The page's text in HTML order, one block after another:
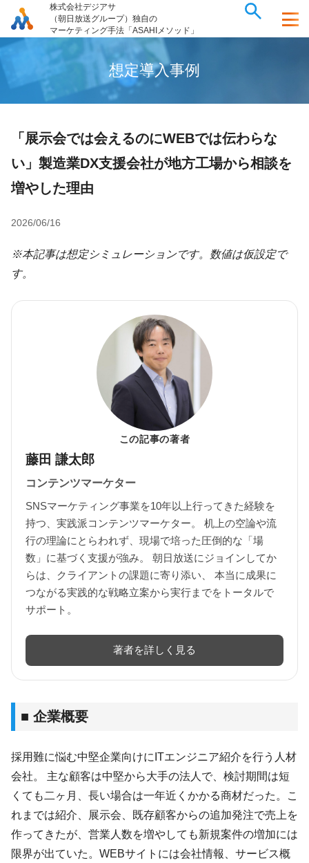
株式会社デジアサ
（朝日放送グループ）独自の
マーケティング手法「ASAHIメソッド」
想定導入事例
「展示会では会えるのにWEBでは伝わらな
い」製造業DX支援会社が地方工場から相談を
増やした理由
2026/06/16
※本記事は想定シミュレーションです。数値は仮設定で
す。
この記事の著者
藤田 謙太郎
コンテンツマーケター
SNSマーケティング事業を10年以上行ってきた経験を
持つ、実践派コンテンツマーケター。 机上の空論や流
行の理論にとらわれず、現場で培った圧倒的な「場
数」に基づく支援が強み。 朝日放送にジョインしてか
らは、クライアントの課題に寄り添い、 本当に成果に
つながる実践的な戦略立案から実行までをトータルで
サポート。
著者を詳しく見る
■ 企業概要
採用難に悩む中堅企業向けにITエンジニア紹介を行う人材
会社。 主な顧客は中堅から大手の法人で、検討期間は短
くても二ヶ月、長い場合は一年近くかかる商材だった。こ
れまでは紹介、展示会、既存顧客からの追加発注で売上を
作ってきたが、営業人数を増やしても新規案件の増加には
限界が出ていた。WEBサイトには会社情報、サービス概